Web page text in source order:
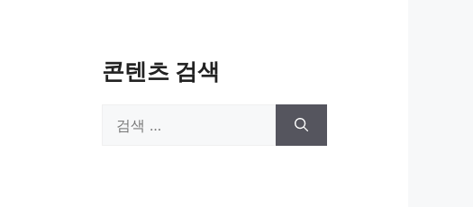
콘텐츠 검색